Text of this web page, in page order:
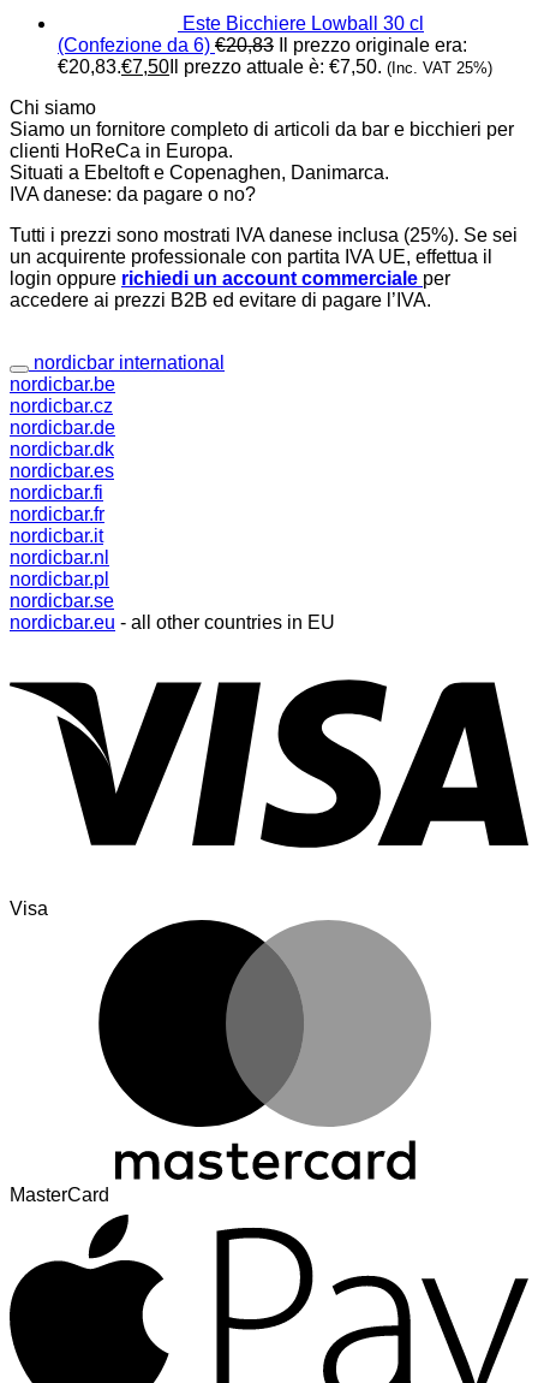
Este Bicchiere Lowball 30 cl
(Confezione da 6) €20,83
Il prezzo originale era:
€20,83.€7,50 Il prezzo attuale è: €7,50. (Inc. VAT 25%)
Chi siamo
Siamo un fornitore completo di articoli da bar e bicchieri per
clienti HoReCa in Europa.
Situati a Ebeltoft e Copenaghen, Danimarca.
IVA danese: da pagare o no?
Tutti i prezzi sono mostrati IVA danese inclusa (25%). Se sei
un acquirente professionale con partita IVA UE, effettua il
login oppure richiedi un account commerciale per
accedere ai prezzi B2B ed evitare di pagare l’IVA.
nordicbar international
nordicbar.be
nordicbar.cz
nordicbar.de
nordicbar.dk
nordicbar.es
nordicbar.fi
nordicbar.fr
nordicbar.it
nordicbar.nl
nordicbar.pl
nordicbar.se
nordicbar.eu - all other countries in EU
Visa
MasterCard